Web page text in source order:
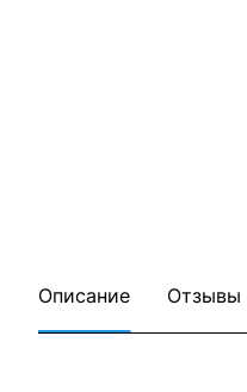
Описание Отзывы